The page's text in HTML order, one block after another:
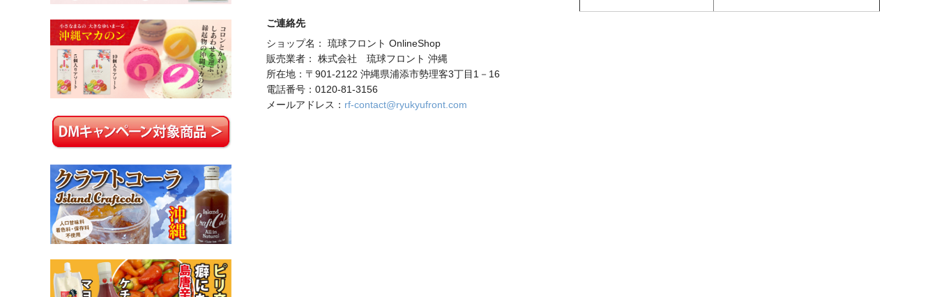
ご連絡先
ショップ名： 琉球フロント OnlineShop
販売業者： 株式会社 琉球フロント 沖縄
所在地：〒901-2122 沖縄県浦添市勢理客3丁目1－16
電話番号：0120-81-3156
メールアドレス： rf-contact@ryukyufront.com